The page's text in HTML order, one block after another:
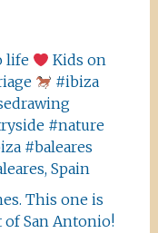
life
Kids on
#ibiza
#nature
#baleares
Spain
This one is
San Antonio!